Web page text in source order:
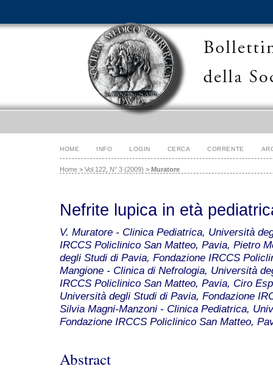
HOME INFO LOGIN CERCA CORRENTE
Home > Vol 122, N° 3 (2009) > Muratore
Nefrite lupica in età
V. Muratore - Clinica Pediatrica, Università
IRCCS Policlinico San Matteo, Pavia, Pietro
degli Studi di Pavia, Fondazione IRCCS
Mangione - Clinica di Nefrologia, Università
IRCCS Policlinico San Matteo, Pavia, Ciro
Università degli Studi di Pavia, Fondazione
Silvia Magni-Manzoni - Clinica Pediatrica,
Fondazione IRCCS Policlinico San Matteo,
Abstract